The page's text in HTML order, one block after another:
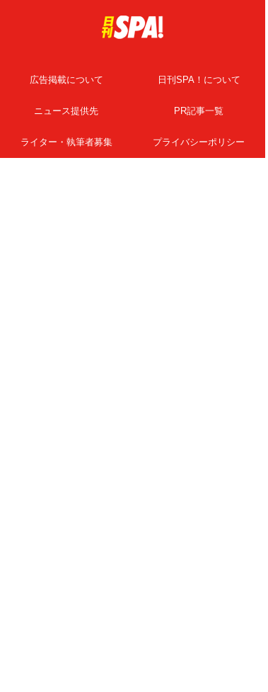
広告掲載について 日刊SPA！について
ニュース提供先 PR記事一覧
ライター・執筆者募集 プライバシーポリシー